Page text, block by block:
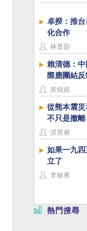
卓揆：推
化合作
林薏茹
賴清德：
際應團結反
黃靖媗
從熊本震
不只是撤
洪昱睿
如果一九
立了
李敏勇
熱門搜尋